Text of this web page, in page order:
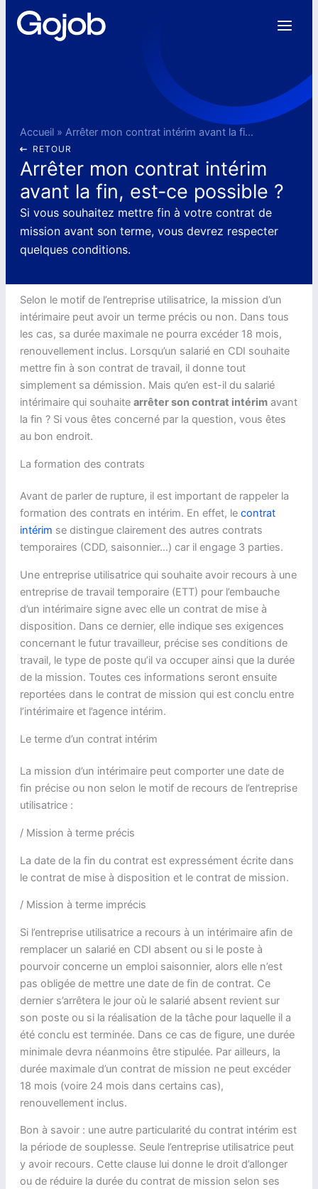
Accueil» Arrêter mon contrat intérim avant la fin, est-ce possible ?
RETOUR
Arrêter mon contrat intérim
avant la fin, est-ce possible ?
Si vous souhaitez mettre fin à votre contrat de
mission avant son terme, vous devrez respecter
quelques conditions.
Selon le motif de l’entreprise utilisatrice, la mission d’un
intérimaire peut avoir un terme précis ou non. Dans tous
les cas, sa durée maximale ne pourra excéder 18 mois,
renouvellement inclus. Lorsqu’un salarié en CDI souhaite
mettre fin à son contrat de travail, il donne tout
simplement sa démission. Mais qu’en est-il du salarié
intérimaire qui souhaite arrêter son contrat intérimavant
la fin ? Si vous êtes concerné par la question, vous êtes
au bon endroit.
La formation des contrats
Avant de parler de rupture, il est important de rappeler la
formation des contrats en intérim. En effet, le contrat
intérim se distingue clairement des autres contrats
temporaires (CDD, saisonnier…) car il engage 3 parties.
Une entreprise utilisatrice qui souhaite avoir recours à une
entreprise de travail temporaire (ETT) pour l’embauche
d’un intérimaire signe avec elle un contrat de mise à
disposition. Dans ce dernier, elle indique ses exigences
concernant le futur travailleur, précise ses conditions de
travail, le type de poste qu’il va occuper ainsi que la durée
de la mission. Toutes ces informations seront ensuite
reportées dans le contrat de mission qui est conclu entre
l’intérimaire et l’agence intérim.
Le terme d’un contrat intérim
La mission d’un intérimaire peut comporter une date de
fin précise ou non selon le motif de recours de l’entreprise
utilisatrice :
/ Mission à terme précis
La date de la fin du contrat est expressément écrite dans
le contrat de mise à disposition et le contrat de mission.
/ Mission à terme imprécis
Si l’entreprise utilisatrice a recours à un intérimaire afin de
remplacer un salarié en CDI absent ou si le poste à
pourvoir concerne un emploi saisonnier, alors elle n’est
pas obligée de mettre une date de fin de contrat. Ce
dernier s’arrêtera le jour où le salarié absent revient sur
son poste ou si la réalisation de la tâche pour laquelle il a
été conclu est terminée. Dans ce cas de figure, une durée
minimale devra néanmoins être stipulée. Par ailleurs, la
durée maximale d’un contrat de mission ne peut excéder
18 mois (voire 24 mois dans certains cas),
renouvellement inclus.
Bon à savoir : une autre particularité du contrat intérim est
la période de souplesse. Seule l’entreprise utilisatrice peut
y avoir recours. Cette clause lui donne le droit d’allonger
ou de réduire la durée du contrat de mission selon ses